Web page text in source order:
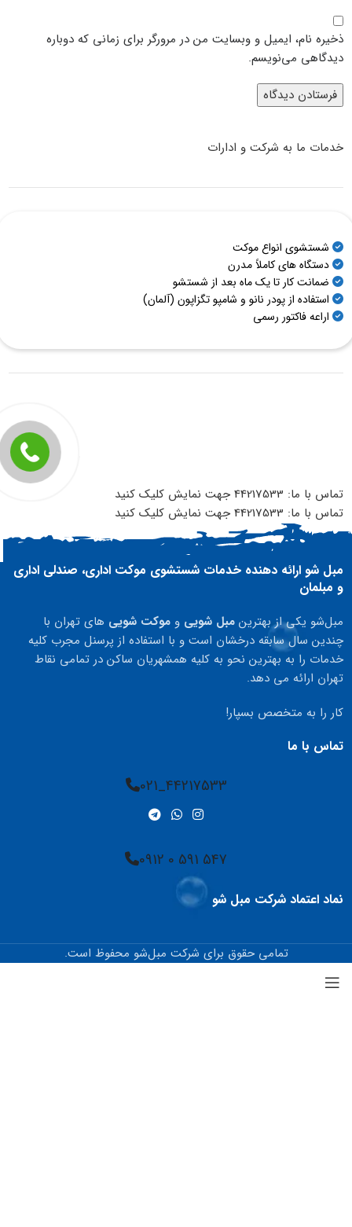
ذخیره نام، ایمیل و وبسایت من در مرورگر برای زمانی که دوباره
دیدگاهی می‌نویسم.
خدمات ما به شرکت و ادارات
شستشوی انواع موکت
دستگاه های کاملاً مدرن
ضمانت کار تا یک ماه بعد از شستشو
استفاده از پودر نانو و شامپو تگزاپون (آلمان)
اراعه فاکتور رسمی
تماس با ما: 44217533
جهت نمایش کلیک کنید
تماس با ما: 44217533
جهت نمایش کلیک کنید
مبل شو ارائه دهنده خدمات شستشوی موکت اداری، صندلی اداری
و مبلمان
مبل‌شو یکی از بهترینمبل شویی وموکت شویی های تهران با
چندین سال سابقه درخشان است و با استفاده از پرسنل مجرب کلیه
خدمات را به بهترین نحو به کلیه همشهریان ساکن در تمامی نقاط
تهران ارائه می دهد.
کار را به متخصص بسپار!
تماس با ما
44217533_021
547 591 0 0912
نماد اعتماد شرکت مبل شو
تمامی حقوق برای شرکت مبل‌شو محفوظ است.